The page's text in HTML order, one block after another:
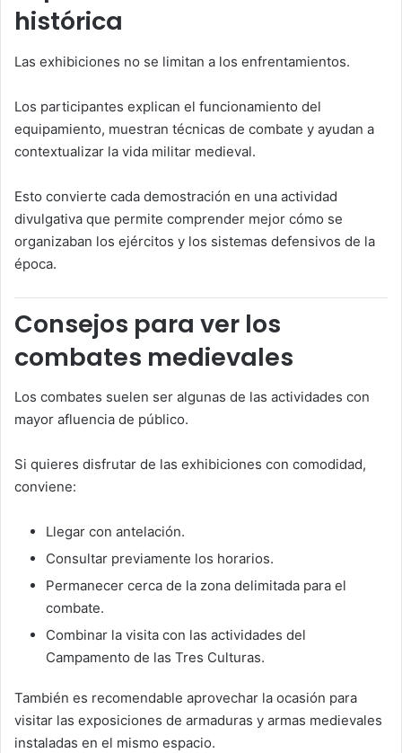
histórica
Las exhibiciones no se limitan a los enfrentamientos.
Los participantes explican el funcionamiento del
equipamiento, muestran técnicas de combate y ayudan a
contextualizar la vida militar medieval.
Esto convierte cada demostración en una actividad
divulgativa que permite comprender mejor cómo se
organizaban los ejércitos y los sistemas defensivos de la
época.
Consejos para ver los
combates medievales
Los combates suelen ser algunas de las actividades con
mayor afluencia de público.
Si quieres disfrutar de las exhibiciones con comodidad,
conviene:
Llegar con antelación.
Consultar previamente los horarios.
Permanecer cerca de la zona delimitada para el
combate.
Combinar la visita con las actividades del
Campamento de las Tres Culturas.
También es recomendable aprovechar la ocasión para
visitar las exposiciones de armaduras y armas medievales
instaladas en el mismo espacio.